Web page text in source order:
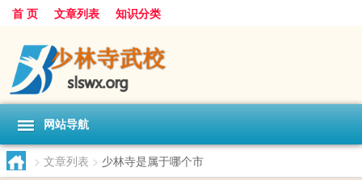
首 页 文章列表 知识分类
网站导航
> 文章列表 > 少林寺是属于哪个市